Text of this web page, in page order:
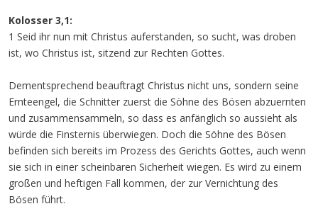
Kolosser 3,1:
1 Seid ihr nun mit Christus auferstanden, so sucht, was droben
ist, wo Christus ist, sitzend zur Rechten Gottes.
Dementsprechend beauftragt Christus nicht uns, sondern seine
Ernteengel, die Schnitter zuerst die Söhne des Bösen abzuernten
und zusammensammeln, so dass es anfänglich so aussieht als
würde die Finsternis überwiegen. Doch die Söhne des Bösen
befinden sich bereits im Prozess des Gerichts Gottes, auch wenn
sie sich in einer scheinbaren Sicherheit wiegen. Es wird zu einem
großen und heftigen Fall kommen, der zur Vernichtung des
Bösen führt.